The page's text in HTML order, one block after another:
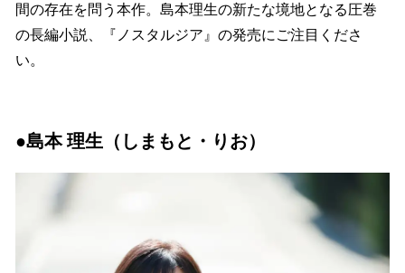
間の存在を問う本作。島本理生の新たな境地となる圧巻
の長編小説、『ノスタルジア』の発売にご注目くださ
い。
●島本 理生（しまもと・りお）